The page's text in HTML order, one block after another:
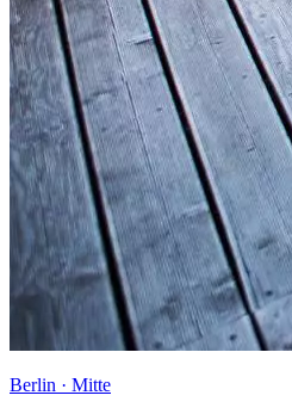
Berlin · Mitte